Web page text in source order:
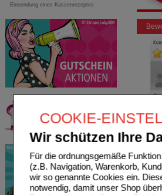
COOKIE-
Wir schützen Ihre
Für die ordnungsgemäße
(z.B. Navigation, Warenkorb,
wir so genannte Cookies ein.
notwendig, damit unser Shop
Einsendung eines Kassenrezeptes